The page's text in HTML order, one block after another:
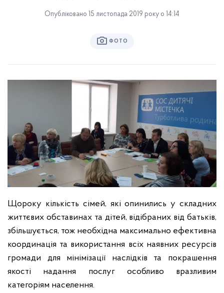
Опубліковано 15 листопада 2019 року о 14:14
ФОТО
Щороку кількість сімей, які опинились у складних
життєвих обставинах та дітей, відібраних від батьків,
збільшується, тож необхідна максимально ефективна
координація та використання всіх наявних ресурсів
громади для мінімізації наслідків та покрашення
якості надання послуг особливо вразливим
категоріям населення.